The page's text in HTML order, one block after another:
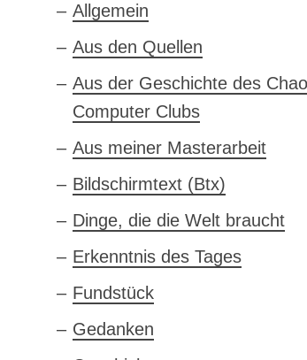
Allgemein
Aus den Quellen
Aus der Geschichte des
Computer Clubs
Aus meiner Masterarbeit
Bildschirmtext (Btx)
Dinge, die die Welt braucht
Erkenntnis des Tages
Fundstück
Gedanken